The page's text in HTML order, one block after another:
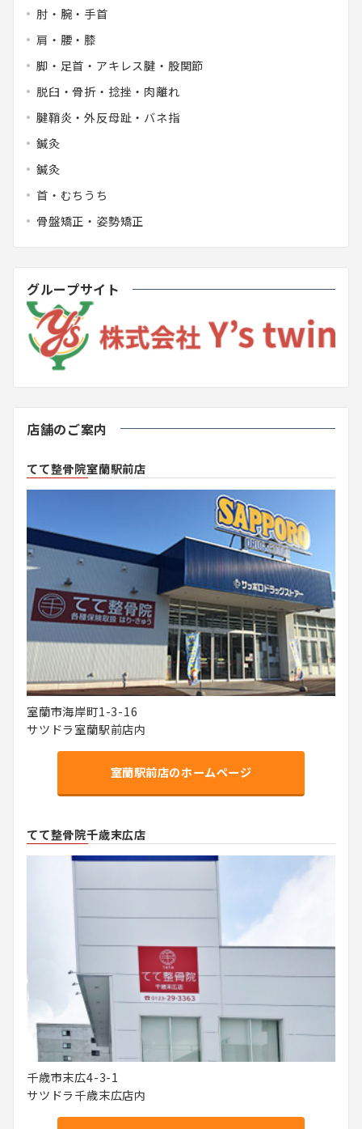
肘・腕・手首
肩・腰・膝
脚・足首・アキレス腱・股関節
脱臼・骨折・捻挫・肉離れ
腱鞘炎・外反母趾・バネ指
鍼灸
鍼灸
首・むちうち
骨盤矯正・姿勢矯正
グループサイト
店舗のご案内
てて整骨院室蘭駅前店
室蘭市海岸町1-3-16
サツドラ室蘭駅前店内
室蘭駅前店のホームページ
てて整骨院千歳末広店
千歳市末広4-3-1
サツドラ千歳末広店内